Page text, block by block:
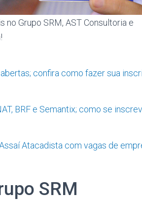
no Grupo SRM, AST Consultoria e
confira como fazer sua
BRF e Semantix; como se
Atacadista com vagas de
SRM